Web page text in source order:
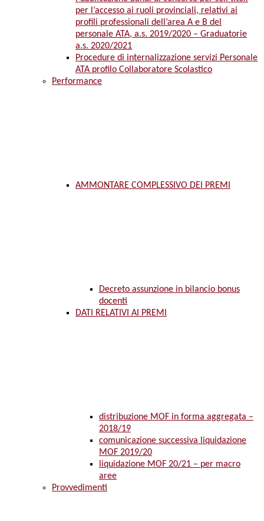
per l’accesso ai ruoli provinciali, relativi ai
profili professionali dell’area A e B del
personale ATA, a.s. 2019/2020 – Graduatorie
a.s. 2020/2021
Procedure di internalizzazione servizi Personale
ATA profilo Collaboratore Scolastico
Performance
AMMONTARE COMPLESSIVO DEI PREMI
Decreto assunzione in bilancio bonus
docenti
DATI RELATIVI AI PREMI
distribuzione MOF in forma aggregata –
2018/19
comunicazione successiva liquidazione
MOF 2019/20
liquidazione MOF 20/21 – per macro
aree
Provvedimenti